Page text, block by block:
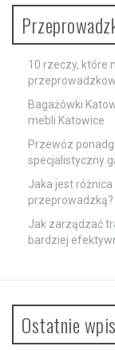
10 rzeczy, które
Bagażówki
mebli Katowice
Przewóz
specjalistyczny
Jaka jest
przeprowadzką?
Jak zarządzać
bardziej
Ostatnie